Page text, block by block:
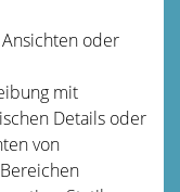
oder
mit
Details oder
von